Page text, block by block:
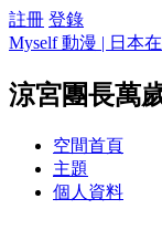
註冊 登錄
Myself 動漫 | 日本
涼宮團長萬
空間首頁
主題
個人資料